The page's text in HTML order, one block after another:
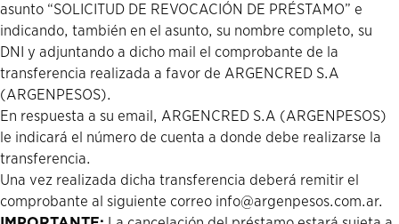
asunto “SOLICITUD DE REVOCACIÓN DE PRÉSTAMO” e
indicando, también en el asunto, su nombre completo, su
DNI y adjuntando a dicho mail el comprobante de la
transferencia realizada a favor de ARGENCRED S.A
(ARGENPESOS).
En respuesta a su email, ARGENCRED S.A (ARGENPESOS)
le indicará el número de cuenta a donde debe realizarse la
transferencia.
Una vez realizada dicha transferencia deberá remitir el
comprobante al siguiente correo info@argenpesos.com.ar.